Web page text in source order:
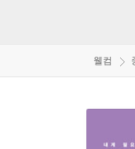
웰컴